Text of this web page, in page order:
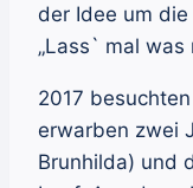
der Idee um die
„Lass` mal was
2017
erwarben zwei
Brunhilda) und